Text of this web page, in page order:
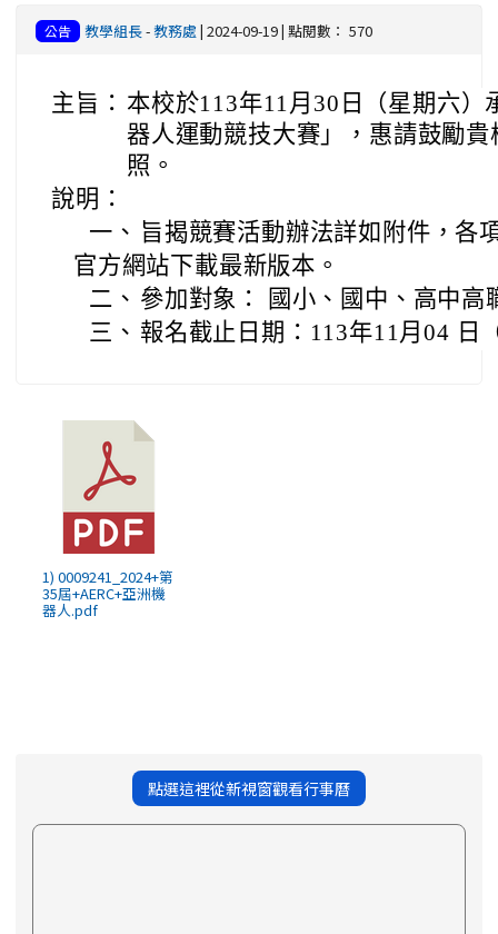
公告 教學組長-教務處 | 2024-09-19 | 點閱數： 570
主旨： 本校於113年11月30日（星期六）
器人運動競技大賽」，惠請鼓勵
照。
說明：
一、 旨揭競賽活動辦法詳如附件，各
官方網站下載最新版本。
二、 參加對象： 國小、國中、高中高
三、 報名截止日期：113年11月04 日
1) 0009241_2024+第
35屆+AERC+亞洲機
器人.pdf
點選這裡從新視窗觀看行事曆